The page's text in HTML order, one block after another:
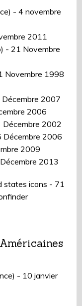
- 4 novembre
2011
- 21 Novembre
Novembre 1998
Décembre 2007
2006
Décembre 2002
Décembre 2006
2009
2013
- 10 janvier